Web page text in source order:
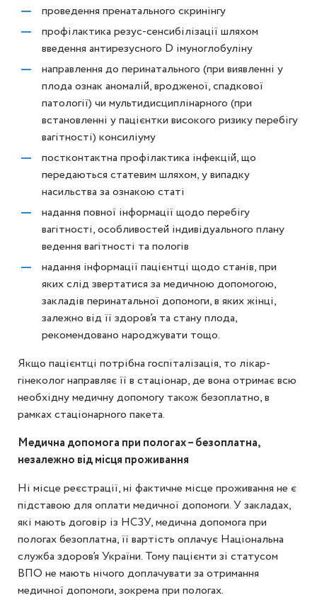
проведення пренатального скринінгу
профілактика резус-сенсибілізації шляхом
введення антирезусного D імуноглобуліну
направлення до перинатального (при виявленні у
плода ознак аномалій, вродженої, спадкової
патології) чи мультидисциплінарного (при
встановленні у пацієнтки високого ризику перебігу
вагітності) консиліуму
постконтактна профілактика інфекцій, що
передаються статевим шляхом, у випадку
насильства за ознакою статі
надання повної інформації щодо перебігу
вагітності, особливостей індивідуального плану
ведення вагітності та пологів
надання інформації пацієнтці щодо станів, при
яких слід звертатися за медичною допомогою,
закладів перинатальної допомоги, в яких жінці,
залежно від її здоров’я та стану плода,
рекомендовано народжувати тощо.
Якщо пацієнтці потрібна госпіталізація, то лікар-
гінеколог направляє її в стаціонар, де вона отримає всю
необхідну медичну допомогу також безоплатно, в
рамках стаціонарного пакета.
Медична допомога при пологах – безоплатна,
незалежно від місця проживання
Ні місце реєстрації, ні фактичне місце проживання не є
підставою для оплати медичної допомоги. У закладах,
які мають договір із НСЗУ, медична допомога при
пологах безоплатна, її вартість оплачує Національна
служба здоров’я України. Тому пацієнти зі статусом
ВПО не мають нічого доплачувати за отримання
медичної допомоги, зокрема при пологах.